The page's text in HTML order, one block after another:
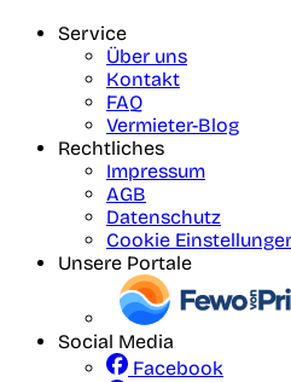
Service
Über uns
Kontakt
FAQ
Vermieter-Blog
Rechtliches
Impressum
AGB
Datenschutz
Cookie
Unsere Portale
Social Media
Facebook